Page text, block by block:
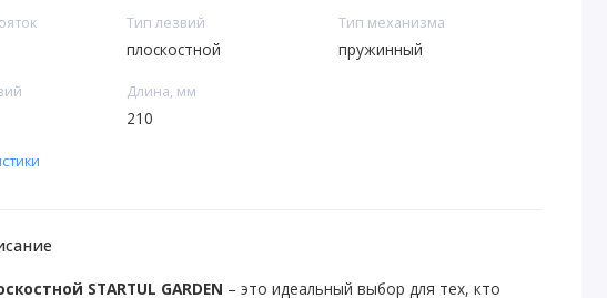
Тип лезвий
плоскостной
Тип механизма
пружинный
Длина, мм
210
STARTUL GARDEN – это идеальный выбор для тех, кто